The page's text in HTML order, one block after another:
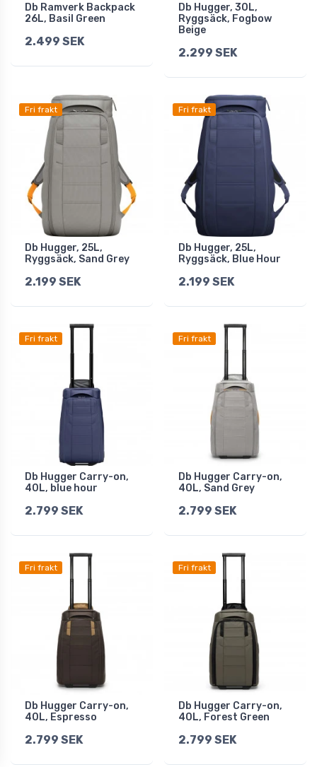
Db Ramverk Backpack
26L, Basil Green
2.499 SEK
Db Hugger, 30L,
Ryggsäck, Fogbow
Beige
2.299 SEK
Fri frakt
Db Hugger, 25L,
Ryggsäck, Sand Grey
2.199 SEK
Fri frakt
Db Hugger, 25L,
Ryggsäck, Blue Hour
2.199 SEK
Fri frakt
Db Hugger Carry-on,
40L, blue hour
2.799 SEK
Fri frakt
Db Hugger Carry-on,
40L, Sand Grey
2.799 SEK
Fri frakt
Db Hugger Carry-on,
40L, Espresso
2.799 SEK
Fri frakt
Db Hugger Carry-on,
40L, Forest Green
2.799 SEK